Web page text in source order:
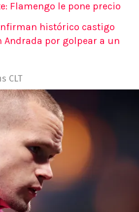
Flamengo le pone precio
histórico castigo
Andrada por golpear a un
CLT